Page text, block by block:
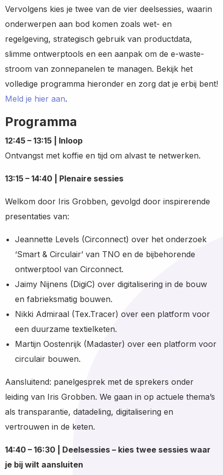
Vervolgens kies je twee van de vier deelsessies, waarin
onderwerpen aan bod komen zoals wet- en
regelgeving, strategisch gebruik van productdata,
slimme ontwerptools en een aanpak om de e-waste-
stroom van zonnepanelen te managen. Bekijk het
volledige programma hieronder en zorg dat je erbij bent!
Meld je hier aan.
Programma
12:45 – 13:15 | Inloop
Ontvangst met koffie en tijd om alvast te netwerken.
13:15 – 14:40 | Plenaire sessies
Welkom door Iris Grobben, gevolgd door inspirerende
presentaties van:
Jeannette Levels (Circonnect) over het onderzoek
‘Smart & Circulair’ van TNO en de bijbehorende
ontwerptool van Circonnect.
Jaimy Nijnens (DigiC) over digitalisering in de bouw
en fabrieksmatig bouwen.
Nikki Admiraal (Tex.Tracer) over een platform voor
een duurzame textielketen.
Martijn Oostenrijk (Madaster) over een platform voor
circulair bouwen.
Aansluitend: panelgesprek met de sprekers onder
leiding van Iris Grobben. We gaan in op actuele thema’s
als transparantie, datadeling, digitalisering en
vertrouwen in de keten.
14:40 – 16:30 | Deelsessies – kies twee sessies waar
je bij wilt aansluiten